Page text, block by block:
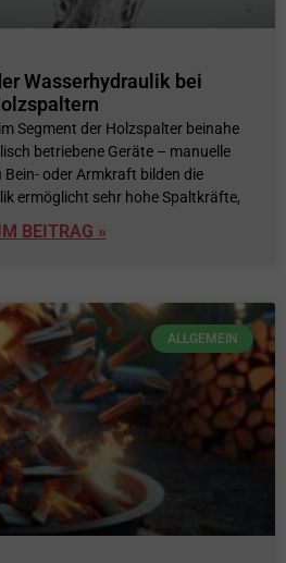
Wasserhydraulik bei
Segment der Holzspalter beinahe
betriebene Geräte – manuelle
oder Armkraft bilden die
ermöglicht sehr hohe Spaltkräfte,
BEITRAG »
ALLGEMEIN